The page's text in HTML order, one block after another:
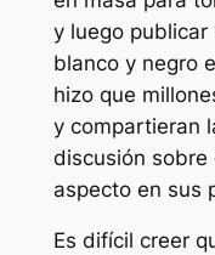
y luego
blanco y negro
hizo que
y compartieran
discusión sobre
aspecto en sus
Es difícil creer